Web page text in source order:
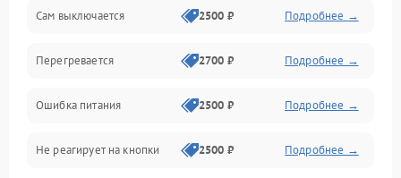
Сам выключается 2500 ₽ Подробнее →
Перегревается 2700 ₽ Подробнее →
Ошибка питания 2500 ₽ Подробнее →
Не реагирует на кнопки 2500 ₽ Подробнее →